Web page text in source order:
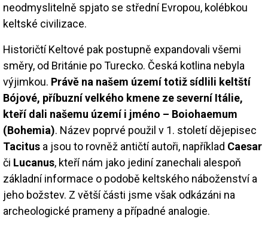
neodmyslitelně spjato se střední Evropou, kolébkou
keltské civilizace.
Historičtí Keltové pak postupně expandovali všemi
směry, od Británie po Turecko. Česká kotlina nebyla
výjimkou. Právě na našem území totiž sídlili keltští
Bójové, příbuzní velkého kmene ze severní Itálie,
kteří dali našemu území i jméno – Boiohaemum
(Bohemia). Název poprvé použil v 1. století dějepisec
Tacitus a jsou to rovněž antičtí autoři, například Caesar
či Lucanus, kteří nám jako jediní zanechali alespoň
základní informace o podobě keltského náboženství a
jeho božstev. Z větší části jsme však odkázáni na
archeologické prameny a případné analogie.